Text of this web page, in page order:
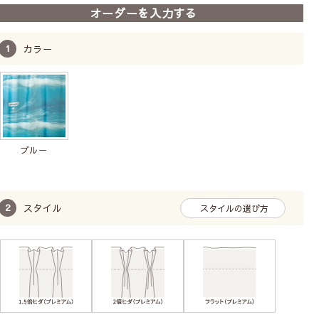
【既製レースカーテン(１枚
入り)】ピーナッツ｜6柄
オーダーを入力する
カラー
ブルー
スタイル スタイルの選び方